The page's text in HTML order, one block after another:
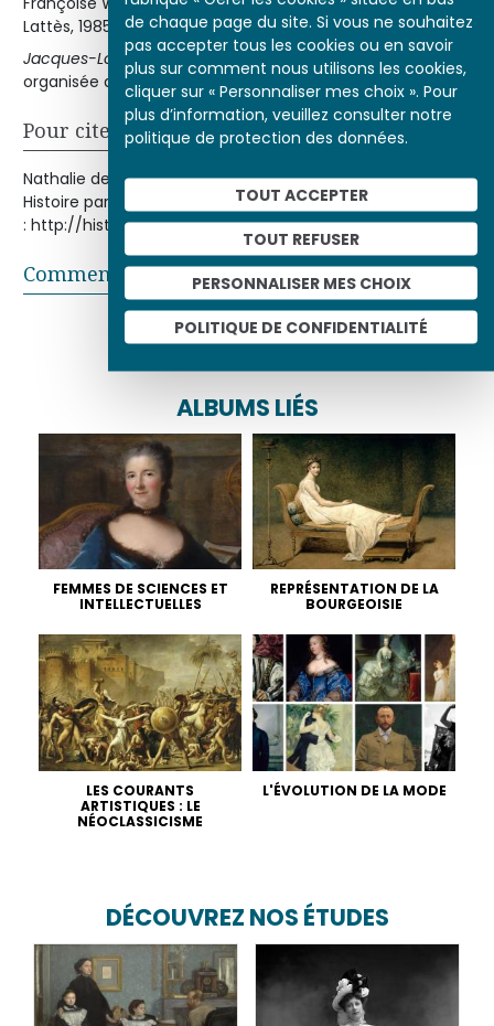
de chaque page du site. Si vous ne souhaitez
pas accepter tous les cookies ou en savoir
plus sur comment nous utilisons les cookies,
cliquer sur « Personnaliser mes choix ». Pour
plus d’information, veuillez consulter notre
politique de protection des données.
TOUT ACCEPTER
TOUT REFUSER
PERSONNALISER MES CHOIX
POLITIQUE DE CONFIDENTIALITÉ
Lattès, 1985.
Jacques-Louis David : 1748-1825 , catalogue de l’exposition
organisée au Grand Palais en 1989-1990, Paris, RMN, 1989.
Pour citer cet article
Nathalie de LA PERRIÈRE-ALFSEN, « Madame Récamier »,
Histoire par l'image [en ligne], consulté le 06/08/2026. URL
: http://histoire-image.org/etudes/madame-recamier
Commentaires
Partager sur
ALBUMS LIÉS
FEMMES DE SCIENCES ET
INTELLECTUELLES
REPRÉSENTATION DE LA
BOURGEOISIE
LES COURANTS
ARTISTIQUES : LE
NÉOCLASSICISME
L'ÉVOLUTION DE LA MODE
DÉCOUVREZ NOS ÉTUDES